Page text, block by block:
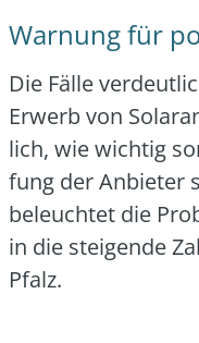
Warnung für
Die Fäl­le
Erwerb von
lich, wie wich­tig
fung der Anbie­ter
beleuch­tet die
in die stei­gen­de
Pfalz.